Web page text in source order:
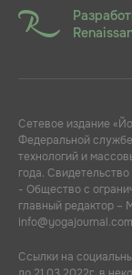
Сетевое издание
Федеральной
технологий и
года.
- Общество с
главный редактор –
Ссылки на